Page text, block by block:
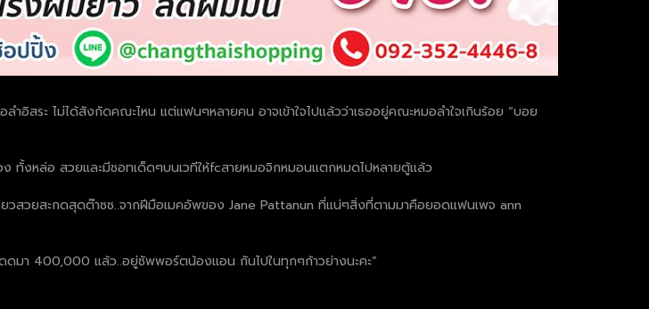
อิสระ ไม่ได้สังกัดคณะไหน แต่แฟนๆหลายคน อาจเข้าใจไปแล้วว่าเธออยู่คณะหมอลำใจเกินร้อย “บอย
ทั้งหล่อ สวยและมีชอทเด็ดๆบนเวทีให้fcสายหมอจิกหมอนแตกหมดไปหลายตู้แล้ว
สวยสะกดสุดต๊าซซ..จากฝีมือเมคอัพของ Jane Pattanun ที่แน่ๆสิ่งที่ตามมาคือยอดแฟนเพจ ann
ดมา 400,000 แล้ว..อยู่ซัพพอร์ตน้องแอน กันไปในทุกๆก้าวย่างนะคะ”